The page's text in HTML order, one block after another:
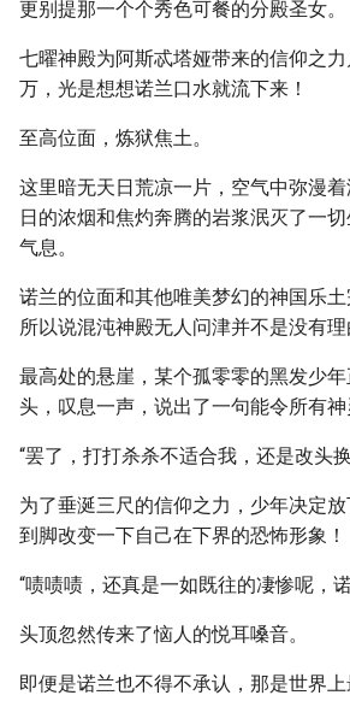
更别提那一个个秀色可餐的分殿圣女。
七曜神殿为阿斯忒塔娅带来的信仰之
万，光是想想诺兰口水就流下来！
至高位面，炼狱焦土。
这里暗无天日荒凉一片，空气中弥漫
日的浓烟和焦灼奔腾的岩浆泯灭了一
气息。
诺兰的位面和其他唯美梦幻的神国乐土
所以说混沌神殿无人问津并不是没有理
最高处的悬崖，某个孤零零的黑发少
头，叹息一声，说出了一句能令所有神
“罢了，打打杀杀不适合我，还是改头
为了垂涎三尺的信仰之力，少年决定
到脚改变一下自己在下界的恐怖形象！
“啧啧啧，还真是一如既往的凄惨呢，
头顶忽然传来了恼人的悦耳嗓音。
即便是诺兰也不得不承认，那是世界